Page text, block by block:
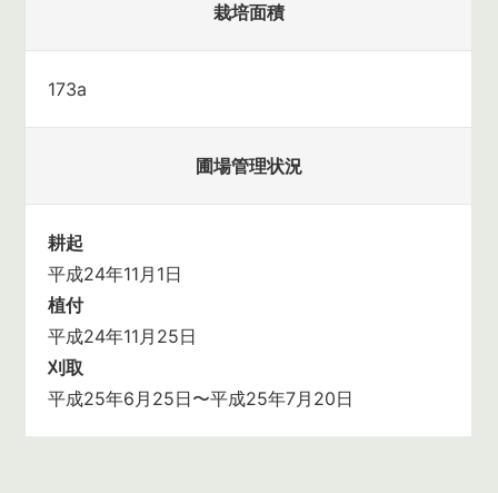
栽培面積
173a
圃場管理状況
耕起
平成24年11月1日
植付
平成24年11月25日
刈取
平成25年6月25日〜平成25年7月20日